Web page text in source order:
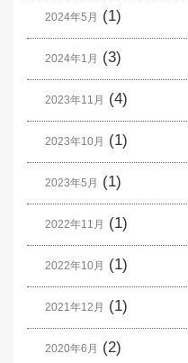
2024年5月 (1)
2024年1月 (3)
2023年11月 (4)
2023年10月 (1)
2023年5月 (1)
2022年11月 (1)
2022年10月 (1)
2021年12月 (1)
2020年6月 (2)